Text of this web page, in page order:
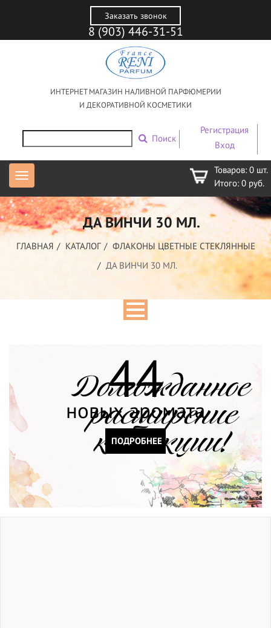
Заказать звонок
8 (903) 446-31-51
ИНТЕРНЕТ МАГАЗИН НАЛИВНОЙ ПАРФЮМЕРИИ
И ДЕКОРАТИВНОЙ КОСМЕТИКИ
Поиск
Регистрация
Вход
Товаров: 0 шт.
Итого: 0 руб.
ДА ВИНЧИ 30 МЛ.
ГЛАВНАЯ КАТАЛОГ
ФЛАКОНЫ ЦВЕТНЫЕ СТЕКЛЯННЫЕ
ДА ВИНЧИ 30 МЛ.
44
новых аромата
ПОДРОБНЕЕ